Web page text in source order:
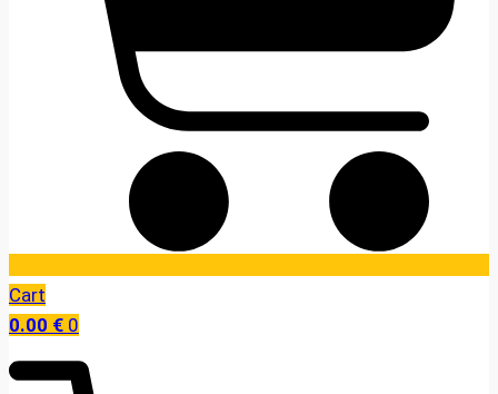
Cart
0.00 € 0